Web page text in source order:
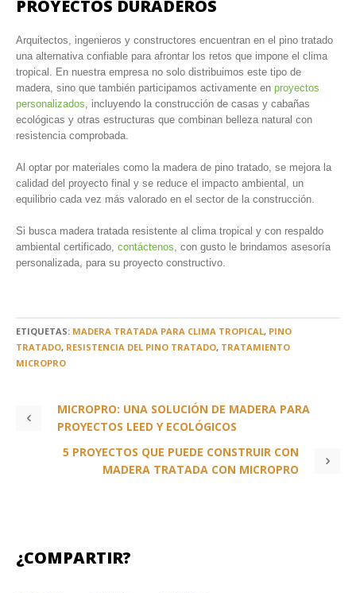
PROYECTOS DURADEROS
Arquitectos, ingenieros y constructores encuentran en el pino tratado
una alternativa confiable para afrontar los retos que impone el clima
tropical. En nuestra empresa no solo distribuimos este tipo de
madera, sino que también participamos activamente en proyectos
personalizados, incluyendo la construcción de casas y cabañas
ecológicas y otras estructuras que combinan belleza natural con
resistencia comprobada.
Al optar por materiales como la madera de pino tratado, se mejora la
calidad del proyecto final y se reduce el impacto ambiental, un
equilibrio cada vez más valorado en el sector de la construcción.
Si busca madera tratada resistente al clima tropical y con respaldo
ambiental certificado, contáctenos, con gusto le brindamos asesoría
personalizada, para su proyecto constructivo.
ETIQUETAS: MADERA TRATADA PARA CLIMA TROPICAL, PINO
TRATADO, RESISTENCIA DEL PINO TRATADO, TRATAMIENTO
MICROPRO
MICROPRO: UNA SOLUCIÓN DE MADERA PARA
PROYECTOS LEED Y ECOLÓGICOS
5 PROYECTOS QUE PUEDE CONSTRUIR CON
MADERA TRATADA CON MICROPRO
¿COMPARTIR?